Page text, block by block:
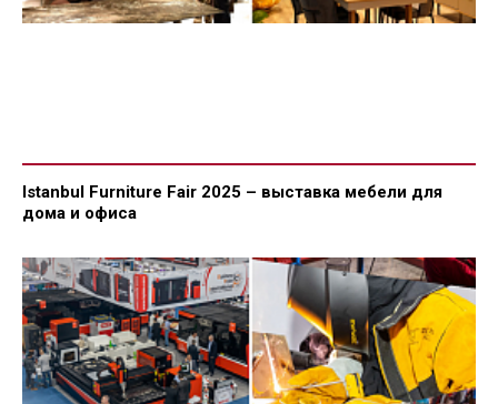
Istanbul Furniture Fair 2025 – выставка мебели для
дома и офиса